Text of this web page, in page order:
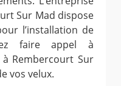
Sur Mad dispose
l’installation de
faire appel à
Rembercourt Sur
vos velux.